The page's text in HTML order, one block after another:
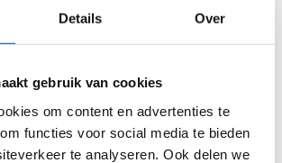
Details Over
gebruik van cookies
om content en advertenties te
functies voor social media te bieden
te analyseren. Ook delen we